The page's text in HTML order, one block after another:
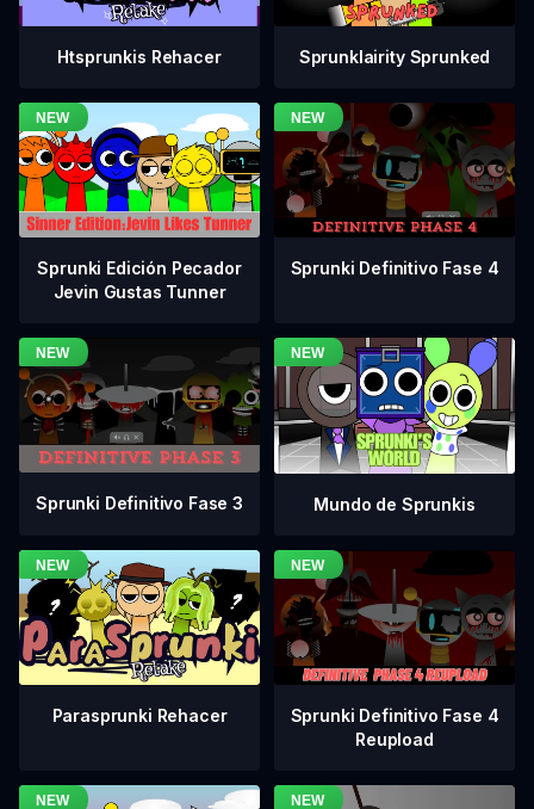
Htsprunkis Rehacer Sprunklairity Sprunked
Sprunki Edición Pecador
Jevin Gustas Tunner
Sprunki Definitivo Fase 4
Sprunki Definitivo Fase 3 Mundo de Sprunkis
Parasprunki Rehacer
Sprunki Definitivo Fase 4
Reupload